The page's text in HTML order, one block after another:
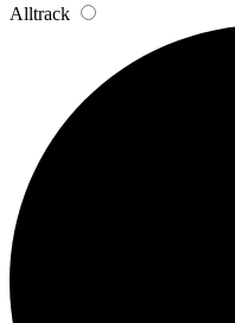
Alltrack